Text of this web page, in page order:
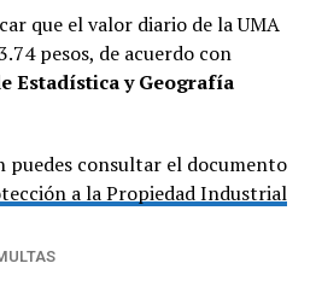
que el valor diario de la UMA
pesos, de acuerdo con
Estadística y Geografía
puedes consultar el documento
a la Propiedad Industrial